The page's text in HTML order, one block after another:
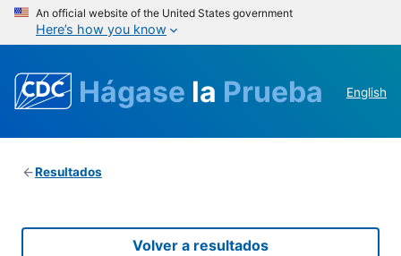
An official website of the United States government
Here’s how you know
Hágase la Prueba English
Resultados
Volver a resultados